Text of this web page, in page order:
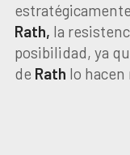
Rath, la
posibilidad, ya
de Rath lo